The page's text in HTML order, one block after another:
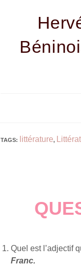
TAGS: littérature,
Quel est l’adjectif
Franc.